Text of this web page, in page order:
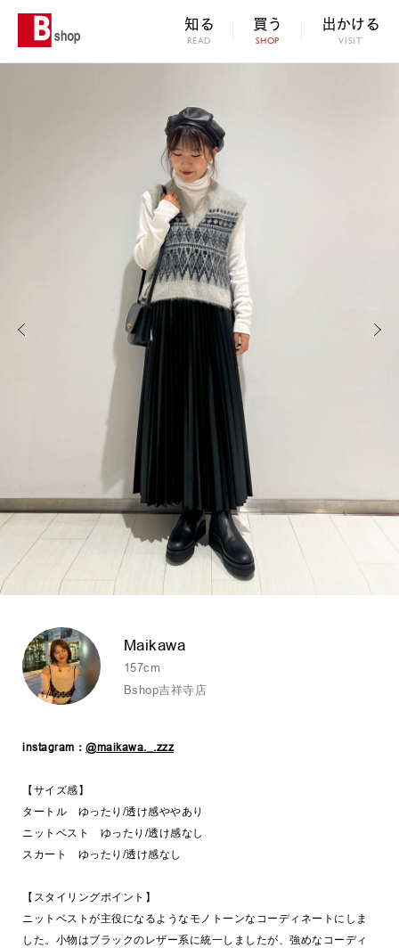
知る
READ
買う
SHOP
出かける
VISIT
Maikawa
157cm
Bshop吉祥寺店
instagram： @maikawa._.zzz
【サイズ感】
タートル ゆったり/透け感ややあり
ニットベスト ゆったり/透け感なし
スカート ゆったり/透け感なし
【スタイリングポイント】
ニットベストが主役になるようなモノトーンなコーディネートにしま
した。小物はブラックのレザー系に統一しましたが、強めなコーディ